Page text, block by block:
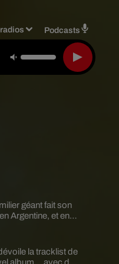
Podcasts
géant fait son
Argentine, et en
la tracklist de
album… avec des